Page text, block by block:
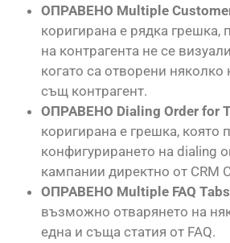
ОПРАВЕНО Multiple
коригирана е рядка грешка,
на контрагента не се
когато са отворени няколко
същ контрагент.
ОПРАВЕНО Dialing Order for
коригирана е грешка, която
конфигурирането на dialing
кампании директно от CRM
ОПРАВЕНО Multiple FAQ Tabs
възможно отварянето на
една и съща статия от FAQ.